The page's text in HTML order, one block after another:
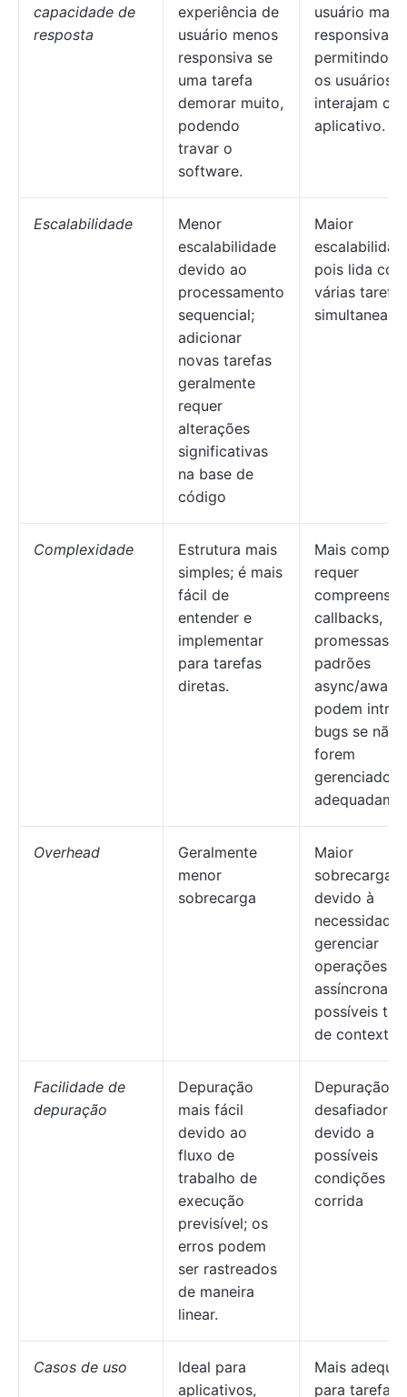
capacidade de
resposta
experiência de
usuário menos
responsiva se
uma tarefa
demorar muito,
podendo
travar o
software.
usuário mais
responsiva,
permitindo
os usuários
interajam
aplicativo.
Escalabilidade
Menor
escalabilidade
devido ao
processamento
sequencial;
adicionar
novas tarefas
geralmente
requer
alterações
significativas
na base de
código
Maior
pois lida com
várias tarefas
Complexidade
Estrutura mais
simples; é mais
fácil de
entender e
implementar
para tarefas
diretas.
Mais
requer
callbacks,
promessas
padrões
async/await,
podem
bugs se não
forem
gerenciados
Overhead
Geralmente
menor
sobrecarga
Maior
sobrecarga
devido à
necessidade
gerenciar
operações
assíncronas e
possíveis
de contexto
Facilidade de
depuração
Depuração
mais fácil
devido ao
fluxo de
trabalho de
execução
previsível; os
erros podem
ser rastreados
de maneira
linear.
Depuração
desafiadora
devido a
possíveis
condições de
corrida
Casos de uso
Ideal para
aplicativos,
Mais
para tarefas